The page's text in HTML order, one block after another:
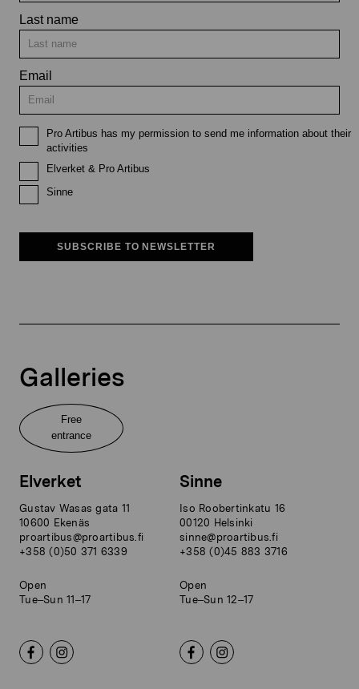
Last name
Email
Pro Artibus has my permission to send me information about their
activities
Elverket & Pro Artibus
Sinne
SUBSCRIBE TO NEWSLETTER
Galleries
Free
entrance
Elverket
Gustav Wasas gata 11
10600 Ekenäs
proartibus@proartibus.fi
+358 (0)50 371 6339
Open
Tue–Sun 11–17
Sinne
Iso Roobertinkatu 16
00120 Helsinki
sinne@proartibus.fi
+358 (0)45 883 3716
Open
Tue–Sun 12–17